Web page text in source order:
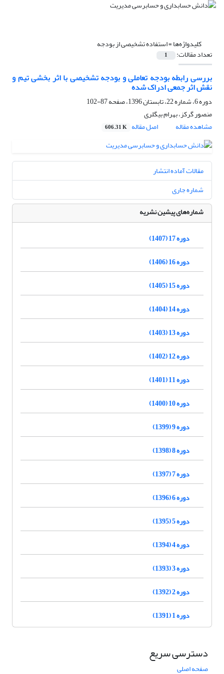
کلیدواژه‌ها =استفاده تشخیصی از بودجه
تعداد مقالات: 1
بررسی رابطه بودجه تعاملی و بودجه تشخیصی با اثر بخشی تیم و
نقش اثر جمعی ادراک شده
دوره 6، شماره 22، تابستان 1396، صفحه
87-102
منصور گرکز، بهرام بیگلری
مشاهده مقاله
اصل مقاله 606.31 K
مقالات آماده انتشار
شماره جاری
شماره‌های پیشین نشریه
دوره 17 (1407)
دوره 16 (1406)
دوره 15 (1405)
دوره 14 (1404)
دوره 13 (1403)
دوره 12 (1402)
دوره 11 (1401)
دوره 10 (1400)
دوره 9 (1399)
دوره 8 (1398)
دوره 7 (1397)
دوره 6 (1396)
دوره 5 (1395)
دوره 4 (1394)
دوره 3 (1393)
دوره 2 (1392)
دوره 1 (1391)
دسترسی سریع
صفحه اصلی